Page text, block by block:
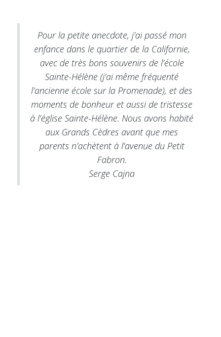
Pour la petite anecdote, j’ai passé mon
enfance dans le quartier de la Californie,
avec de très bons souvenirs de l’école
Sainte-Hélène (j’ai même fréquenté
l’ancienne école sur la Promenade), et des
moments de bonheur et aussi de tristesse
à l’église Sainte-Hélène. Nous avons habité
aux Grands Cèdres avant que mes
parents n’achètent à l’avenue du Petit
Fabron.
Serge Cajna